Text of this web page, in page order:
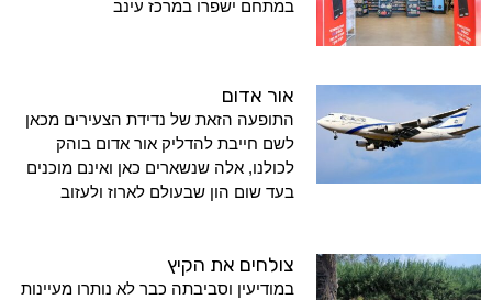
במתחם ישפרו במרכז עינב
אור אדום
התופעה הזאת של נדידת הצעירים מכאן
לשם חייבת להדליק אור אדום בוהק
לכולנו, אלה שנשארים כאן ואינם מוכנים
בעד שום הון שבעולם לארוז ולעזוב
צולחים את הקיץ
במודיעין וסביבתה כבר לא נותרו מעיינות